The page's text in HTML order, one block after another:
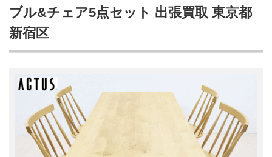
ブル&チェア5点セット 出張買取 東京都
新宿区